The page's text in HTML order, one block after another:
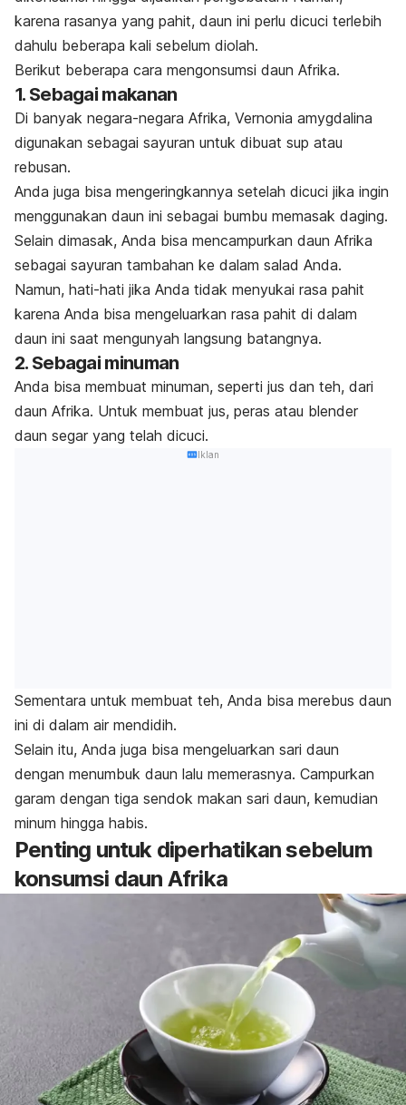
karena rasanya yang pahit, daun ini perlu dicuci terlebih
dahulu beberapa kali sebelum diolah.
Berikut beberapa cara mengonsumsi daun Afrika.
1. Sebagai makanan
Di banyak negara-negara Afrika, Vernonia amygdalina
digunakan sebagai sayuran untuk dibuat sup atau
rebusan.
Anda juga bisa mengeringkannya setelah dicuci jika ingin
menggunakan daun ini sebagai bumbu memasak daging.
Selain dimasak, Anda bisa mencampurkan daun Afrika
sebagai sayuran tambahan ke dalam salad Anda.
Namun, hati-hati jika Anda tidak menyukai rasa pahit
karena Anda bisa mengeluarkan rasa pahit di dalam
daun ini saat mengunyah langsung batangnya.
2. Sebagai minuman
Anda bisa membuat minuman, seperti jus dan teh, dari
daun Afrika. Untuk membuat jus, peras atau blender
daun segar yang telah dicuci.
Iklan
Sementara untuk membuat teh, Anda bisa merebus daun
ini di dalam air mendidih.
Selain itu, Anda juga bisa mengeluarkan sari daun
dengan menumbuk daun lalu memerasnya. Campurkan
garam dengan tiga sendok makan sari daun, kemudian
minum hingga habis.
Penting untuk diperhatikan sebelum
konsumsi daun Afrika